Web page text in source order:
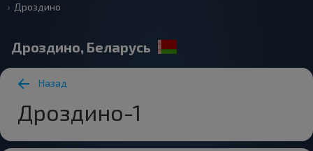
Дроздино
Дроздино, Беларусь
Назад
Дроздино-1